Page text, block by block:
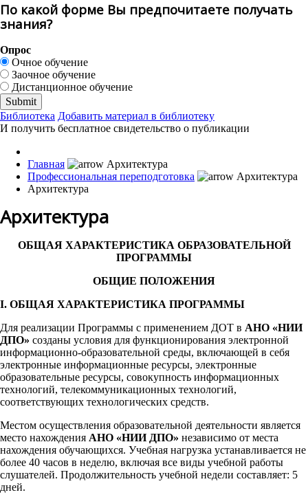
По какой форме Вы предпочитаете получать
знания?
Опрос
Очное обучение
Заочное обучение
Дистанционное обучение
Библиотека Добавить материал в библиотеку
И получить бесплатное свидетельство о публикации
Главная
Профессиональная переподготовка
Архитектура
Архитектура
ОБЩАЯ ХАРАКТЕРИСТИКА ОБРАЗОВАТЕЛЬНОЙ
ПРОГРАММЫ
ОБЩИЕ ПОЛОЖЕНИЯ
I. ОБЩАЯ ХАРАКТЕРИСТИКА ПРОГРАММЫ
Для реализации Программы с применением ДОТ в АНО «НИИ
ДПО» созданы условия для функционирования электронной
информационно-образовательной среды, включающей в себя
электронные информационные ресурсы, электронные
образовательные ресурсы, совокупность информационных
технологий, телекоммуникационных технологий,
соответствующих технологических средств.
Местом осуществления образовательной деятельности является
место нахождения АНО «НИИ ДПО» независимо от места
нахождения обучающихся. Учебная нагрузка устанавливается не
более 40 часов в неделю, включая все виды учебной работы
слушателей. Продолжительность учебной недели составляет: 5
дней.